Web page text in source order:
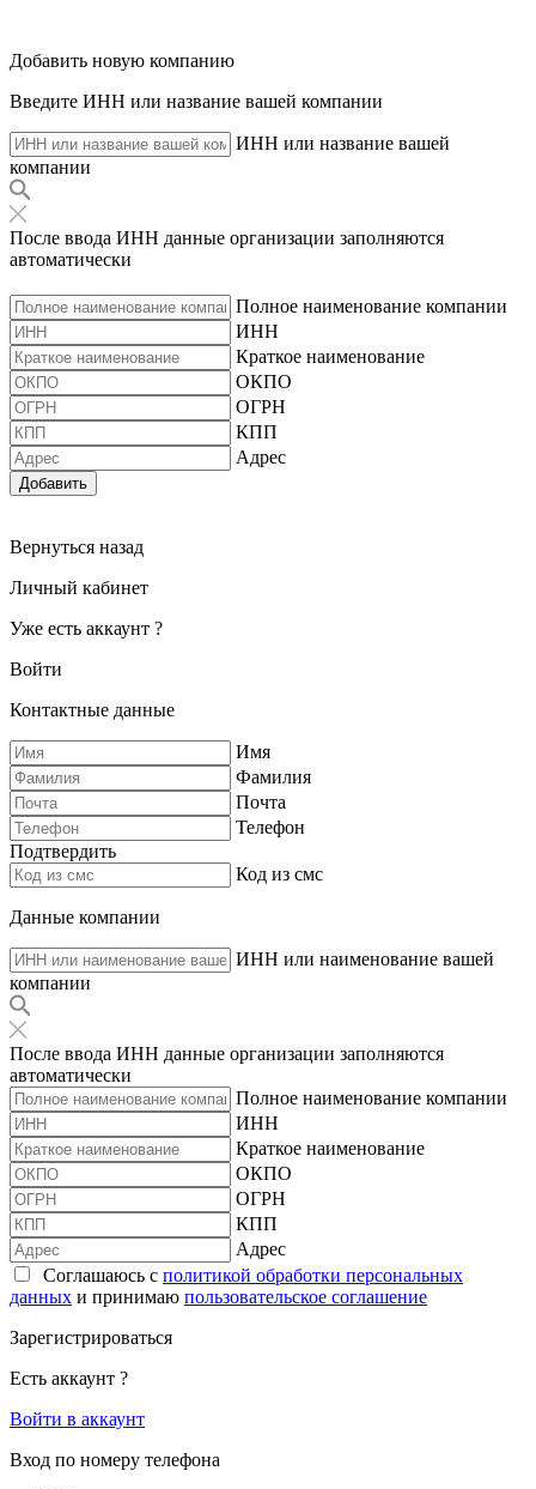
Добавить новую компанию
Введите ИНН или название вашей компании
ИНН или название вашей
компании
После ввода ИНН данные организации заполняются
автоматически
Полное наименование компании
ИНН
Краткое наименование
ОКПО
ОГРН
КПП
Адрес
Добавить
Вернуться назад
Личный кабинет
Уже есть аккаунт ?
Войти
Контактные данные
Имя
Фамилия
Почта
Телефон
Подтвердить
Код из смс
Данные компании
ИНН или наименование вашей
компании
После ввода ИНН данные организации заполняются
автоматически
Полное наименование компании
ИНН
Краткое наименование
ОКПО
ОГРН
КПП
Адрес
Соглашаюсь с политикой обработки персональных
данных и принимаю пользовательское соглашение
Зарегистрироваться
Есть аккаунт ?
Войти в аккаунт
Вход по номеру телефона